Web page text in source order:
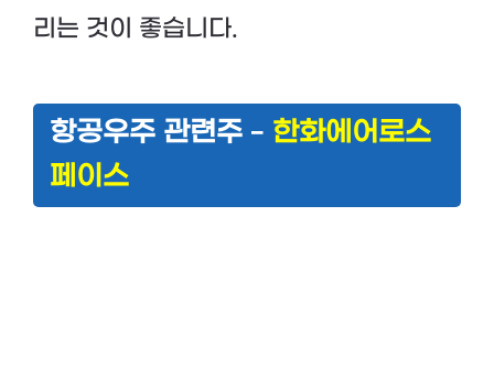
리는 것이 좋습니다.
항공우주 관련주 – 한화에어로스
페이스